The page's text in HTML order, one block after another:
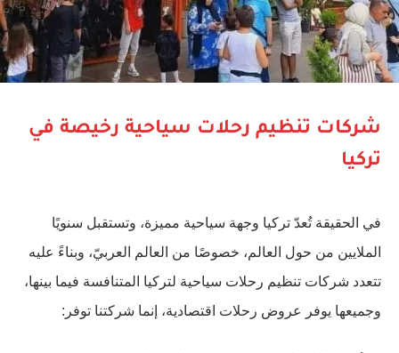
شركات تنظيم رحلات سياحية رخيصة في
تركيا
في الحقيقة تُعدّ تركيا وجهة سياحية مميزة، وتستقبل سنويًا
الملايين من حول العالم، خصوصًا من العالم العربيّ، وبناءً عليه
تتعدد شركات تنظيم رحلات سياحية لتركيا المتنافسة فيما بينها،
وجميعها يوفر عروض رحلات اقتصادية، إنما شركتنا توفر: